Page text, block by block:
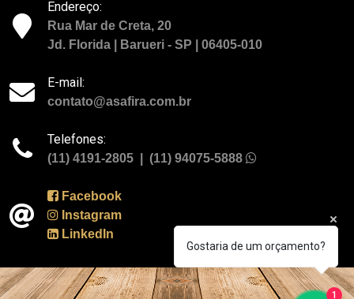
Gostaria de um orçamento?
1
Endereço:
Rua Mar de Creta, 20
Jd. Florida | Barueri - SP | 06405-010
E-mail:
contato@asafira.com.br
Telefones:
(11) 4191-2805 | (11) 94075-5888
Facebook
Instagram
LinkedIn